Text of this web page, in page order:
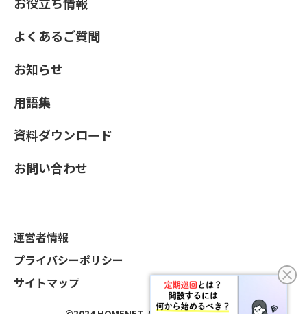
よくあるご質問
お知らせ
用語集
資料ダウンロード
お問い合わせ
運営者情報
プライバシーポリシー
サイトマップ